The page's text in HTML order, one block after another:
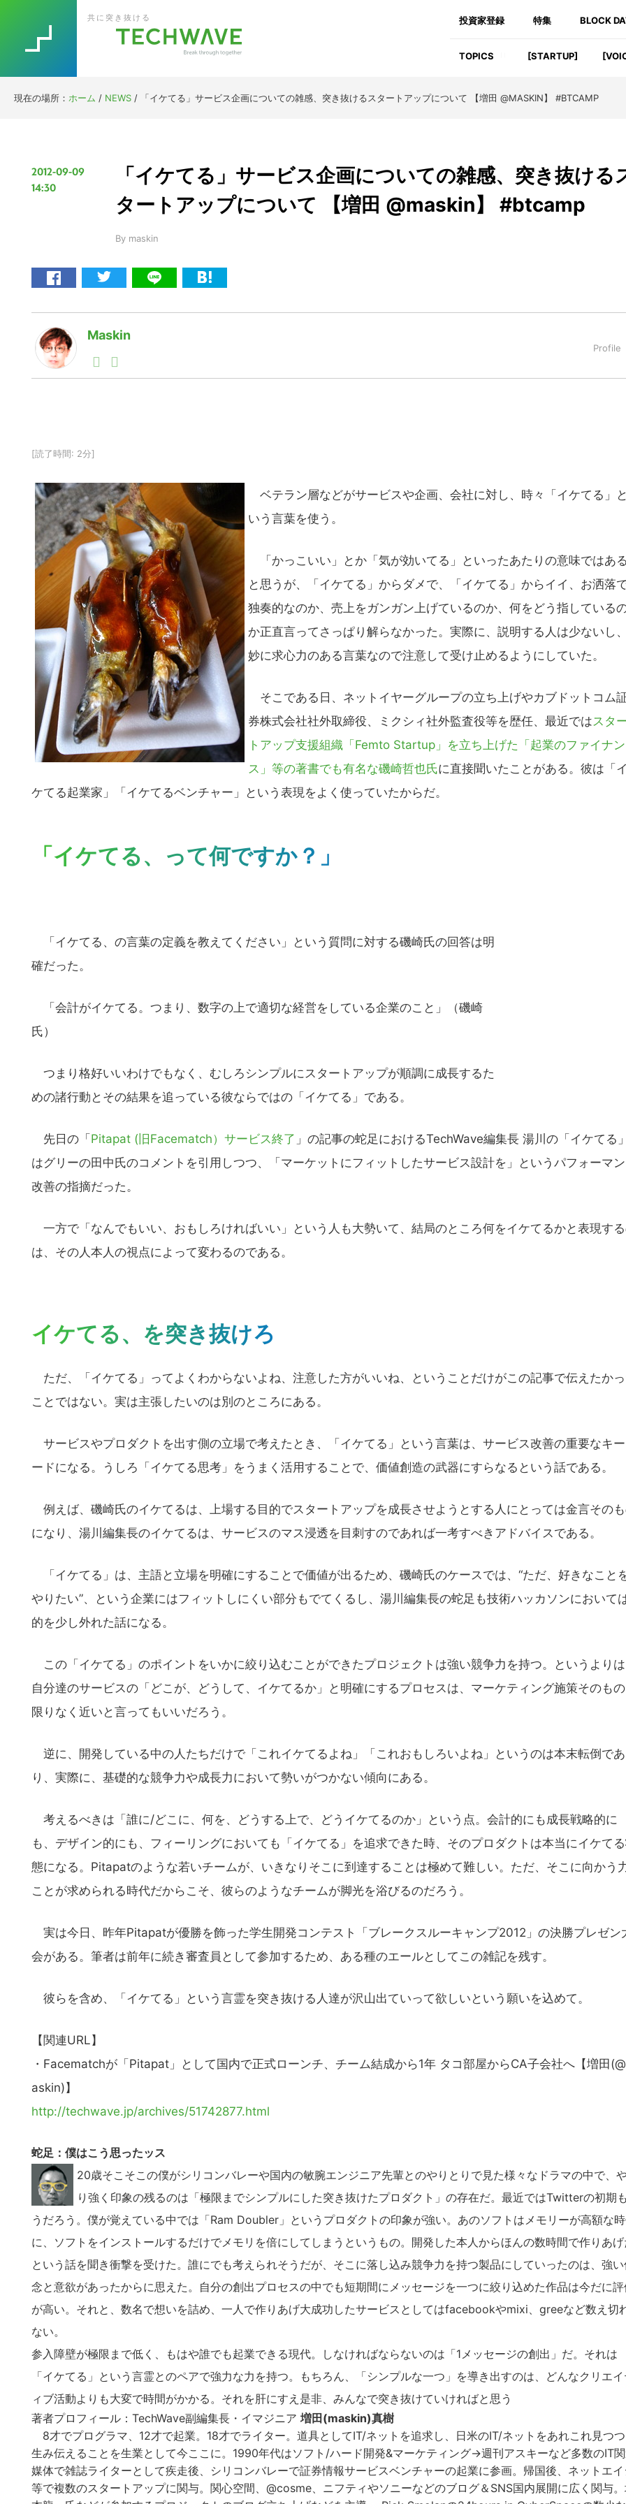
to
primary
to
main
to
primary
to
footer
投資家登録 特集 BLOCK
共に突き抜ける
TOPICS [STARTUP]
現在の場所： ホーム / NEWS / 「イケてる」サービス企画についての雑感、突き抜けるスタートアップについて 【増田 @MASKIN】 #BTCAMP
2012-09-09
14:30
「イケてる」サービス企画についての雑感、突き抜ける
タートアップについて 【増田 @maskin】 #btcamp
By maskin
Maskin
1990年代初頭から記者としてまた起業家としてITスタートアップ業界のハードウェアからソフトウェアの事業創出に関わ
る。シリコンバレーやEU等でのスタートアップを経験。日本ではネットエイジ等に所属、大手企業の新規事業創出に協
[読了時間: 2分]
ベテラン層などがサービスや企画、会社に対し、時々「イケてる」と
いう言葉を使う。
「かっこいい」とか「気が効いてる」といったあたりの意味ではある
と思うが、「イケてる」からダメで、「イケてる」からイイ、お洒落
独奏的なのか、売上をガンガン上げているのか、何をどう指している
か正直言ってさっぱり解らなかった。実際に、説明する人は少ないし、
妙に求心力のある言葉なので注意して受け止めるようにしていた。
そこである日、ネットイヤーグループの立ち上げやカブドットコム
券株式会社社外取締役、ミクシィ社外監査役等を歴任、最近ではスタ
トアップ支援組織「Femto Startup」を立ち上げた「起業のファイナン
ス」等の著書でも有名な磯崎哲也氏に直接聞いたことがある。彼は「イ
ケてる起業家」「イケてるベンチャー」という表現をよく使っていたからだ。
「イケてる、って何ですか？」
「イケてる、の言葉の定義を教えてください」という質問に対する磯崎氏の回答は明
確だった。
「会計がイケてる。つまり、数字の上で適切な経営をしている企業のこと」（磯崎
氏）
つまり格好いいわけでもなく、むしろシンプルにスタートアップが順調に成長するた
めの諸行動とその結果を追っている彼ならではの「イケてる」である。
先日の「 Pitapat (旧Facematch）サービス終了 」の記事の蛇足におけるTechWave編集長 湯川の「イケてる」
はグリーの田中氏のコメントを引用しつつ、「マーケットにフィットしたサービス設計を」というパフォーマ
改善の指摘だった。
一方で「なんでもいい、おもしろければいい」という人も大勢いて、結局のところ何をイケてるかと表現す
は、その人本人の視点によって変わるのである。
イケてる、を突き抜けろ
ただ、「イケてる」ってよくわからないよね、注意した方がいいね、ということだけがこの記事で伝えたか
ことではない。実は主張したいのは別のところにある。
サービスやプロダクトを出す側の立場で考えたとき、「イケてる」という言葉は、サービス改善の重要なキ
ードになる。うしろ「イケてる思考」をうまく活用することで、価値創造の武器にすらなるという話である。
例えば、磯崎氏のイケてるは、上場する目的でスタートアップを成長させようとする人にとっては金言その
になり、湯川編集長のイケてるは、サービスのマス浸透を目刺すのであれば一考すべきアドバイスである。
「イケてる」は、主語と立場を明確にすることで価値が出るため、磯崎氏のケースでは、“ただ、好きなこと
やりたい”、という企業にはフィットしにくい部分もでてくるし、湯川編集長の蛇足も技術ハッカソンにおいて
的を少し外れた話になる。
この「イケてる」のポイントをいかに絞り込むことができたプロジェクトは強い競争力を持つ。というよりは
自分達のサービスの「どこが、どうして、イケてるか」と明確にするプロセスは、マーケティング施策そのも
限りなく近いと言ってもいいだろう。
逆に、開発している中の人たちだけで「これイケてるよね」「これおもしろいよね」というのは本末転倒であ
り、実際に、基礎的な競争力や成長力において勢いがつかない傾向にある。
考えるべきは「誰に/どこに、何を、どうする上で、どうイケてるのか」という点。会計的にも成長戦略的に
も、デザイン的にも、フィーリングにおいても「イケてる」を追求できた時、そのプロダクトは本当にイケて
態になる。Pitapatのような若いチームが、いきなりそこに到達することは極めて難しい。ただ、そこに向かう
ことが求められる時代だからこそ、彼らのようなチームが脚光を浴びるのだろう。
実は今日、昨年Pitapatが優勝を飾った学生開発コンテスト「ブレークスルーキャンプ2012」の決勝プレゼン
会がある。筆者は前年に続き審査員として参加するため、ある種のエールとしてこの雑記を残す。
彼らを含め、「イケてる」という言霊を突き抜ける人達が沢山出ていって欲しいという願いを込めて。
【関連URL】
・Facematchが「Pitapat」として国内で正式ローンチ、チーム結成から1年 タコ部屋からCA子会社へ【増田
askin)】
http://techwave.jp/archives/51742877.html
蛇足：僕はこう思ったッス
20歳そこそこの僕がシリコンバレーや国内の敏腕エンジニア先輩とのやりとりで見た様々なドラマの中で、
り強く印象の残るのは「極限までシンプルにした突き抜けたプロダクト」の存在だ。最近ではTwitterの初期
うだろう。僕が覚えている中では「Ram Doubler」というプロダクトの印象が強い。あのソフトはメモリーが高額な
に、ソフトをインストールするだけでメモリを倍にしてしまうというもの。開発した本人からほんの数時間で作りあげ
という話を聞き衝撃を受けた。誰にでも考えられそうだが、そこに落し込み競争力を持つ製品にしていったのは、強
念と意欲があったからに思えた。自分の創出プロセスの中でも短期間にメッセージを一つに絞り込めた作品は今だに評
が高い。それと、数名で想いを詰め、一人で作りあげ大成功したサービスとしてはfacebookやmixi、greeなど数え切
ない。
参入障壁が極限まで低く、もはや誰でも起業できる現代。しなければならないのは「1メッセージの創出」だ。それは
「イケてる」という言霊とのペアで強力な力を持つ。もちろん、「シンプルな一つ」を導き出すのは、どんなクリエイ
ィブ活動よりも大変で時間がかかる。それを肝にすえ是非、みんなで突き抜けていければと思う
著者プロフィール：TechWave副編集長・イマジニア 増田(maskin)真樹
8才でプログラマ、12才で起業。18才でライター。道具としてIT/ネットを追求し、日米のIT/ネットをあれこれ見つつ
生み伝えることを生業として今ここに。1990年代はソフト/ハード開発&マーケティング→週刊アスキーなど多数のIT
媒体で雑誌ライターとして疾走後、シリコンバレーで証券情報サービスベンチャーの起業に参画。帰国後、ネットエイ
等で複数のスタートアップに関与。関心空間、@cosme、ニフティやソニーなどのブログ＆SNS国内展開に広く関与
の
イ
検
索